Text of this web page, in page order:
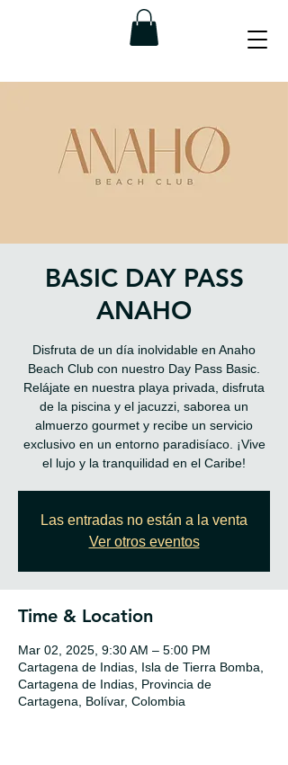
BASIC DAY PASS
ANAHO
Disfruta de un día inolvidable en Anaho
Beach Club con nuestro Day Pass Basic.
Relájate en nuestra playa privada, disfruta
de la piscina y el jacuzzi, saborea un
almuerzo gourmet y recibe un servicio
exclusivo en un entorno paradisíaco. ¡Vive
el lujo y la tranquilidad en el Caribe!
Las entradas no están a la venta
Ver otros eventos
Time & Location
Mar 02, 2025, 9:30 AM – 5:00 PM
Cartagena de Indias, Isla de Tierra Bomba,
Cartagena de Indias, Provincia de
Cartagena, Bolívar, Colombia